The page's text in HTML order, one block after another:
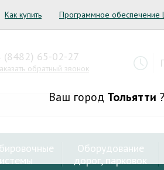
Как купить Программное обеспечение
Ваш город Тольятти ?
(8482) 65-02-27
обратный звонок
Оборудование
дорог, парковок